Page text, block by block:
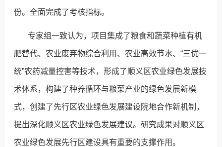
份。全面完成了考核指标。
专家组一致认为，项目集成了粮食和蔬菜种植有机
肥替代、农业废弃物综合利用、农业高效节水、“三优一
统”农药减量控害等技术，形成了顺义区农业绿色发展技
术体系，构建了种养循环与粮菜产业的绿色发展新模
式，创建了先行区农业绿色发展建设院地合作新机制，
提出深化顺义区农业绿色发展建议。研究成果对顺义区
农业绿色发展先行区建设具有重要的支撑作用。